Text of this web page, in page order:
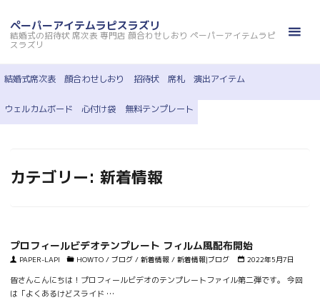
ツ
ス
キ
ペーパーアイテムラピスラズリ
結婚式の招待状 席次表 専門店 顔合わせしおり ペーパーアイテムラピ
スラズリ
結婚式席次表 顔合わせしおり 招待状 席札 演出アイテム
ウェルカムボード 心付け袋 無料テンプレート
カテゴリー: 新着情報
プロフィールビデオテンプレート フィルム風配布開始
PAPER-LAPI HOWTO / ブログ / 新着情報 / 新着情報|ブログ 2022年5月7日
皆さんこんにちは！プロフィールビデオのテンプレートファイル第二弾です。 今回
は「よくあるけどスライド …